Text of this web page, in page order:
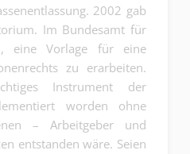
2002 gab
Im Bundesamt für
eine Vorlage für eine
zu erarbeiten.
Instrument der
worden ohne
– Arbeitgeber und
entstanden wäre. Seien